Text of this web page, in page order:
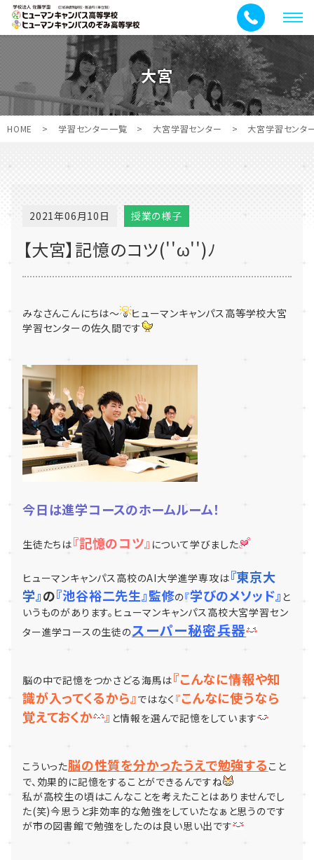
メ
ニ
ュ
ー
大宮
HOME > 学習センター一覧 > 大宮学習センター > 大宮学習センタ
2021年06月10日 授業の様子
【大宮】記憶のコツ(''ω'')ﾉ
みなさんこんにちは～
ヒューマンキャンパス高等学校大宮
学習センターの佐久間です
今日は進学コースのホームルーム！
生徒たちは『記憶のコツ』 について学びました
ヒューマンキャンパス高校のAI大学進学専攻は『東京大
学』の『池谷裕二先生』監修の『学びのメソッド』 と
いうものがあります。ヒューマンキャンパス高校大宮学習セン
ター進学コースの生徒のスーパー秘密兵器
脳の中で記憶をつかさどる海馬は『こんなに情報や知
識が入ってくるから』 ではなく 『こんなに使うなら
覚えておくか
』 と情報を選んで記憶をしています
こういった脳の性質を分かったうえで勉強する こと
で、効果的に記憶をすることができるんですね
私が高校生の頃はこんなことを考えたことはありませんでし
た(笑)今思うと非効率的な勉強をしていたなぁと思うのです
が市の図書館で勉強をしたのは良い思い出です